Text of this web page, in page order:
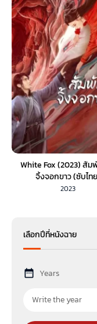
White Fox (2023) สัม
จิ้งจอกขาว (ซับไท
2023
เลือกปีที่หนังฉาย
Years